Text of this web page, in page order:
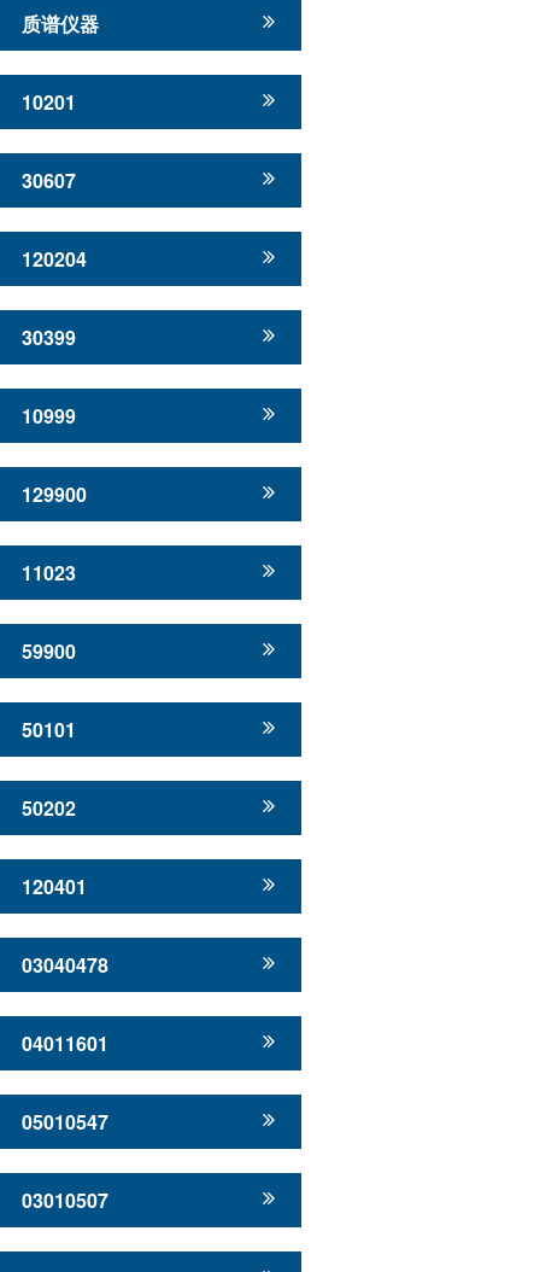
质谱仪器
10201
30607
120204
30399
10999
129900
11023
59900
50101
50202
120401
03040478
04011601
05010547
03010507